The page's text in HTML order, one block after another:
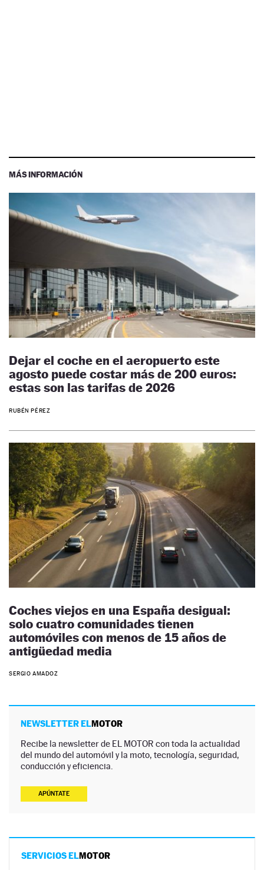
MÁS INFORMACIÓN
Dejar el coche en el aeropuerto este
agosto puede costar más de 200 euros:
estas son las tarifas de 2026
RUBÉN PÉREZ
Coches viejos en una España desigual:
solo cuatro comunidades tienen
automóviles con menos de 15 años de
antigüedad media
SERGIO AMADOZ
NEWSLETTER ELMOTOR
Recibe la newsletter de EL MOTOR con toda la actualidad
del mundo del automóvil y la moto, tecnología, seguridad,
conducción y eficiencia.
APÚNTATE
SERVICIOS ELMOTOR